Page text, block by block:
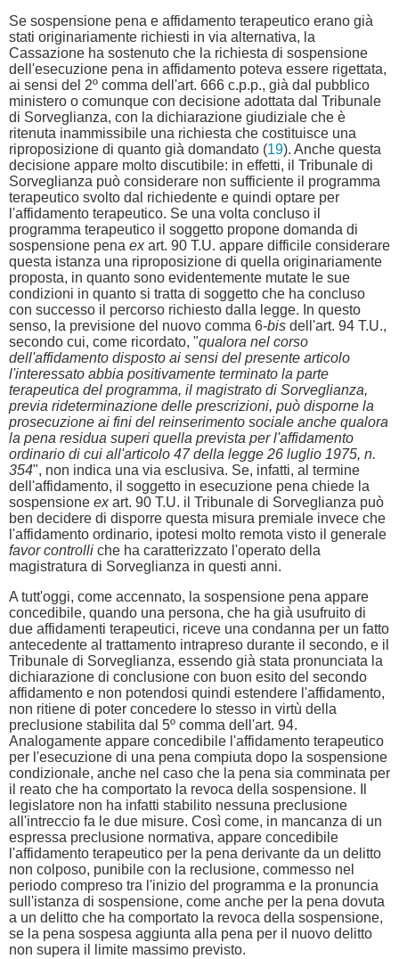
Se sospensione pena e affidamento terapeutico erano già
stati originariamente richiesti in via alternativa, la
Cassazione ha sostenuto che la richiesta di sospensione
dell'esecuzione pena in affidamento poteva essere rigettata,
ai sensi del 2º comma dell'art. 666 c.p.p., già dal pubblico
ministero o comunque con decisione adottata dal Tribunale
di Sorveglianza, con la dichiarazione giudiziale che è
ritenuta inammissibile una richiesta che costituisce una
riproposizione di quanto già domandato (19). Anche questa
decisione appare molto discutibile: in effetti, il Tribunale di
Sorveglianza può considerare non sufficiente il programma
terapeutico svolto dal richiedente e quindi optare per
l'affidamento terapeutico. Se una volta concluso il
programma terapeutico il soggetto propone domanda di
sospensione pena exart. 90 T.U. appare difficile considerare
questa istanza una riproposizione di quella originariamente
proposta, in quanto sono evidentemente mutate le sue
condizioni in quanto si tratta di soggetto che ha concluso
con successo il percorso richiesto dalla legge. In questo
senso, la previsione del nuovo comma 6-bis dell'art. 94 T.U.,
secondo cui, come ricordato, "qualora nel corso
dell'affidamento disposto ai sensi del presente articolo
l'interessato abbia positivamente terminato la parte
terapeutica del programma, il magistrato di Sorveglianza,
previa rideterminazione delle prescrizioni, può disporne la
prosecuzione ai fini del reinserimento sociale anche qualora
la pena residua superi quella prevista per l'affidamento
ordinario di cui all'articolo 47 della legge 26 luglio 1975, n.
354", non indica una via esclusiva. Se, infatti, al termine
dell'affidamento, il soggetto in esecuzione pena chiede la
sospensione exart. 90 T.U. il Tribunale di Sorveglianza può
ben decidere di disporre questa misura premiale invece che
l'affidamento ordinario, ipotesi molto remota visto il generale
favor controlli che ha caratterizzato l'operato della
magistratura di Sorveglianza in questi anni.
A tutt'oggi, come accennato, la sospensione pena appare
concedibile, quando una persona, che ha già usufruito di
due affidamenti terapeutici, riceve una condanna per un fatto
antecedente al trattamento intrapreso durante il secondo, e il
Tribunale di Sorveglianza, essendo già stata pronunciata la
dichiarazione di conclusione con buon esito del secondo
affidamento e non potendosi quindi estendere l'affidamento,
non ritiene di poter concedere lo stesso in virtù della
preclusione stabilita dal 5º comma dell'art. 94.
Analogamente appare concedibile l'affidamento terapeutico
per l'esecuzione di una pena compiuta dopo la sospensione
condizionale, anche nel caso che la pena sia comminata per
il reato che ha comportato la revoca della sospensione. Il
legislatore non ha infatti stabilito nessuna preclusione
all'intreccio fa le due misure. Così come, in mancanza di un
espressa preclusione normativa, appare concedibile
l'affidamento terapeutico per la pena derivante da un delitto
non colposo, punibile con la reclusione, commesso nel
periodo compreso tra l'inizio del programma e la pronuncia
sull'istanza di sospensione, come anche per la pena dovuta
a un delitto che ha comportato la revoca della sospensione,
se la pena sospesa aggiunta alla pena per il nuovo delitto
non supera il limite massimo previsto.